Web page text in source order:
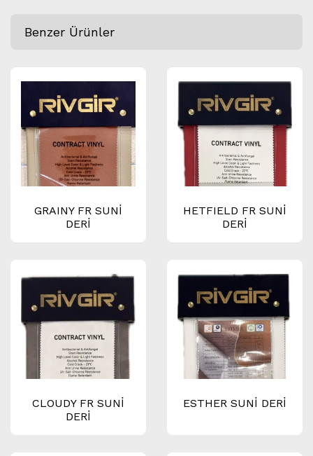
Benzer Ürünler
GRAINY FR SUNİ
DERİ
HETFIELD FR SUNİ
DERİ
CLOUDY FR SUNİ
DERİ
ESTHER SUNİ DERİ